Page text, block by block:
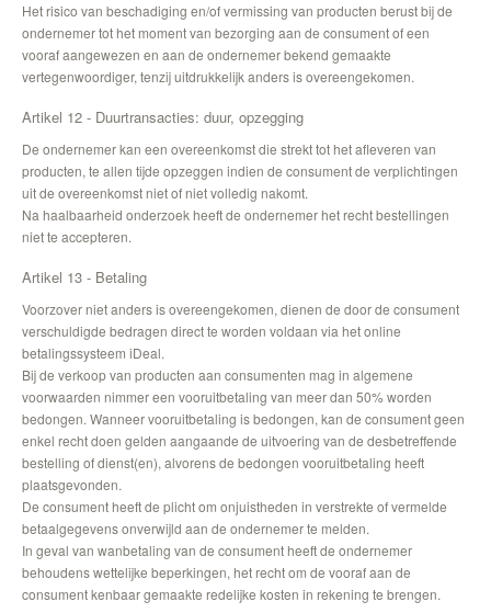
Het risico van beschadiging en/of vermissing van producten berust bij de
ondernemer tot het moment van bezorging aan de consument of een
vooraf aangewezen en aan de ondernemer bekend gemaakte
vertegenwoordiger, tenzij uitdrukkelijk anders is overeengekomen.
Artikel 12 - Duurtransacties: duur, opzegging
De ondernemer kan een overeenkomst die strekt tot het afleveren van
producten, te allen tijde opzeggen indien de consument de verplichtingen
uit de overeenkomst niet of niet volledig nakomt.
Na haalbaarheid onderzoek heeft de ondernemer het recht bestellingen
niet te accepteren.
Artikel 13 - Betaling
Voorzover niet anders is overeengekomen, dienen de door de consument
verschuldigde bedragen direct te worden voldaan via het online
betalingssysteem iDeal.
Bij de verkoop van producten aan consumenten mag in algemene
voorwaarden nimmer een vooruitbetaling van meer dan 50% worden
bedongen. Wanneer vooruitbetaling is bedongen, kan de consument geen
enkel recht doen gelden aangaande de uitvoering van de desbetreffende
bestelling of dienst(en), alvorens de bedongen vooruitbetaling heeft
plaatsgevonden.
De consument heeft de plicht om onjuistheden in verstrekte of vermelde
betaalgegevens onverwijld aan de ondernemer te melden.
In geval van wanbetaling van de consument heeft de ondernemer
behoudens wettelijke beperkingen, het recht om de vooraf aan de
consument kenbaar gemaakte redelijke kosten in rekening te brengen.